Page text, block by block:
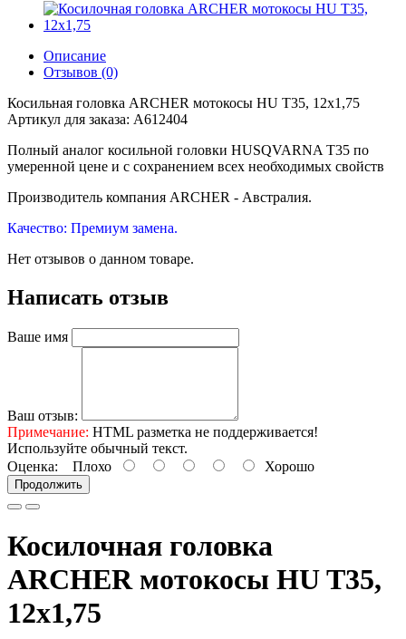
Описание
Отзывов (0)
Косильная головка ARCHER мотокосы HU T35, 12х1,75
Артикул для заказа: A612404
Полный аналог косильной головки HUSQVARNA T35 по
умеренной цене и с сохранением всех необходимых свойств
Производитель компания ARCHER - Австралия.
Качество: Премиум замена.
Нет отзывов о данном товаре.
Написать отзыв
Ваше имя
Ваш отзыв:
Примечание: HTML разметка не поддерживается!
Используйте обычный текст.
Оценка: Плохо Хорошо
Продолжить
Косилочная головка
ARCHER мотокосы HU T35,
12х1,75